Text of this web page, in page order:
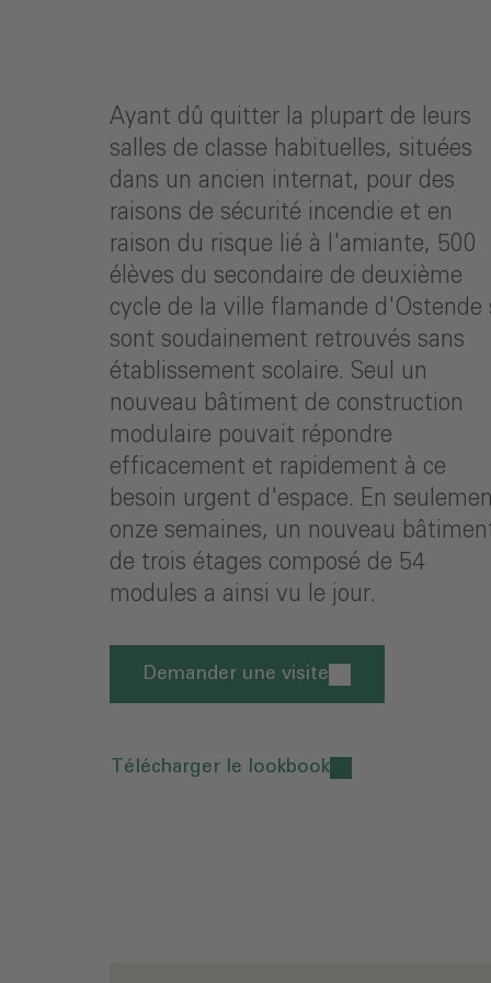
Ayant dû quitter la plupart de leurs
salles de classe habituelles, situées
dans un ancien internat, pour des
raisons de sécurité incendie et en
raison du risque lié à l'amiante, 500
élèves du secondaire de deuxième
cycle de la ville flamande d'Ostende
sont soudainement retrouvés sans
établissement scolaire. Seul un
nouveau bâtiment de construction
modulaire pouvait répondre
efficacement et rapidement à ce
besoin urgent d'espace. En
onze semaines, un nouveau
de trois étages composé de 54
modules a ainsi vu le jour.
Demander une visite
Télécharger le lookbook